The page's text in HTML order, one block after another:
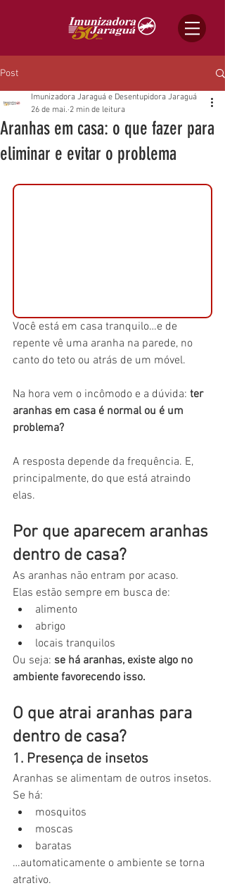
Post
Aranhas em casa: o que fazer para
eliminar e evitar o problema
Imunizadora Jaraguá e Desentupidora Jaraguá
26 de mai. 2 min de leitura
Você está em casa tranquilo…e de
repente vê uma aranha na parede, no
canto do teto ou atrás de um móvel.
Na hora vem o incômodo e a dúvida: ter
aranhas em casa é normal ou é um
problema?
A resposta depende da frequência. E,
principalmente, do que está atraindo
elas.
Por que aparecem aranhas
dentro de casa?
As aranhas não entram por acaso.
Elas estão sempre em busca de:
alimento
abrigo
locais tranquilos
Ou seja: se há aranhas, existe algo no
ambiente favorecendo isso.
O que atrai aranhas para
dentro de casa?
1. Presença de insetos
Aranhas se alimentam de outros insetos.
Se há:
mosquitos
moscas
baratas
…automaticamente o ambiente se torna
atrativo.